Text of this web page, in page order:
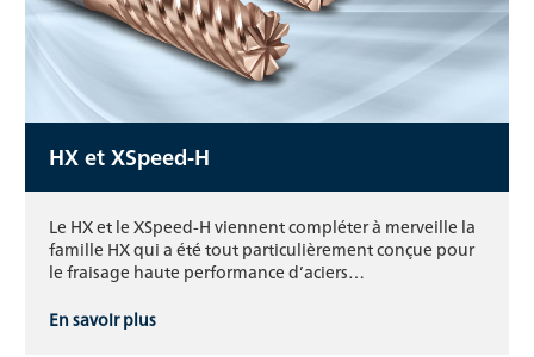
HX et XSpeed-H
Le HX et le XSpeed-H viennent compléter à merveille la
famille HX qui a été tout particulièrement conçue pour
le fraisage haute performance d’aciers…
En savoir plus